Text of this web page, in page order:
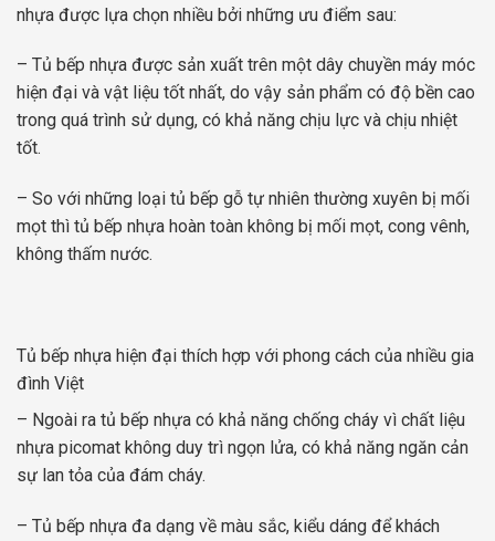
nhựa được lựa chọn nhiều bởi những ưu điểm sau:
– Tủ bếp nhựa được sản xuất trên một dây chuyền máy móc
hiện đại và vật liệu tốt nhất, do vậy sản phẩm có độ bền cao
trong quá trình sử dụng, có khả năng chịu lực và chịu nhiệt
tốt.
– So với những loại tủ bếp gỗ tự nhiên thường xuyên bị mối
mọt thì tủ bếp nhựa hoàn toàn không bị mối mọt, cong vênh,
không thấm nước.
Tủ bếp nhựa hiện đại thích hợp với phong cách của nhiều gia
đình Việt
– Ngoài ra tủ bếp nhựa có khả năng chống cháy vì chất liệu
nhựa picomat không duy trì ngọn lửa, có khả năng ngăn cản
sự lan tỏa của đám cháy.
– Tủ bếp nhựa đa dạng về màu sắc, kiểu dáng để khách